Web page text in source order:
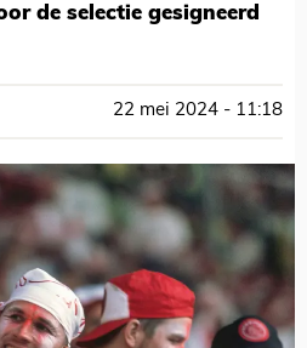
de selectie gesigneerd
22 mei 2024 - 11:18